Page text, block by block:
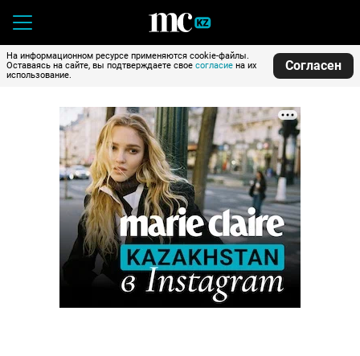
На информационном ресурсе применяются cookie-файлы.
Оставаясь на сайте, вы подтверждаете свое согласие на их
использование.
Согласен